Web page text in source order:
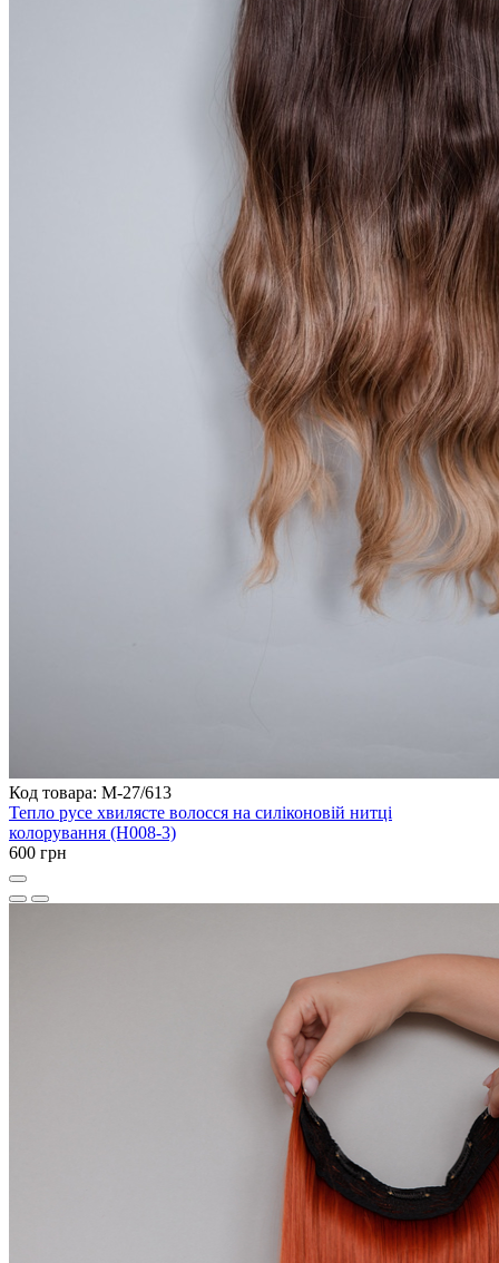
Код товара: M-27/613
Тепло русе хвилясте волосся на силіконовій нитці
колорування (H008-3)
600 грн